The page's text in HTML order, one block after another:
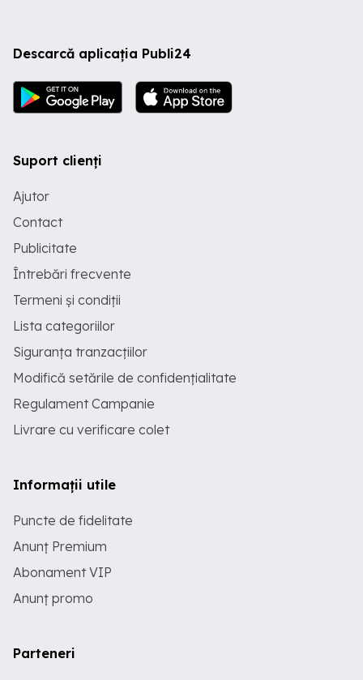
Descarcă aplicația Publi24
Suport clienți
Ajutor
Contact
Publicitate
Întrebări frecvente
Termeni și condiții
Lista categoriilor
Siguranța tranzacțiilor
Modifică setările de confidențialitate
Regulament Campanie
Livrare cu verificare colet
Informații utile
Puncte de fidelitate
Anunț Premium
Abonament VIP
Anunț promo
Parteneri